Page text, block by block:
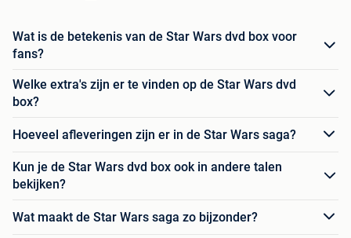
Wat is de betekenis van de Star Wars dvd box voor
fans?
Welke extra's zijn er te vinden op de Star Wars dvd
box?
Hoeveel afleveringen zijn er in de Star Wars saga?
Kun je de Star Wars dvd box ook in andere talen
bekijken?
Wat maakt de Star Wars saga zo bijzonder?